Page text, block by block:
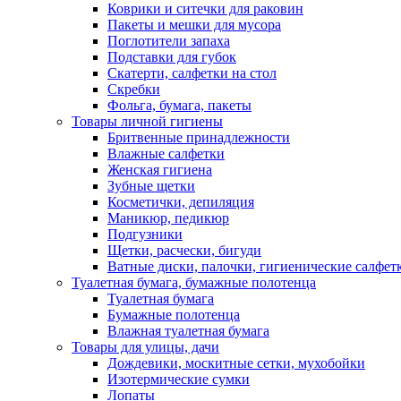
Коврики и ситечки для раковин
Пакеты и мешки для мусора
Поглотители запаха
Подставки для губок
Скатерти, салфетки на стол
Скребки
Фольга, бумага, пакеты
Товары личной гигиены
Бритвенные принадлежности
Влажные салфетки
Женская гигиена
Зубные щетки
Косметички, депиляция
Маникюр, педикюр
Подгузники
Щетки, расчески, бигуди
Ватные диски, палочки, гигиенические
Туалетная бумага, бумажные полотенца
Туалетная бумага
Бумажные полотенца
Влажная туалетная бумага
Товары для улицы, дачи
Дождевики, москитные сетки, мухобойки
Изотермические сумки
Лопаты